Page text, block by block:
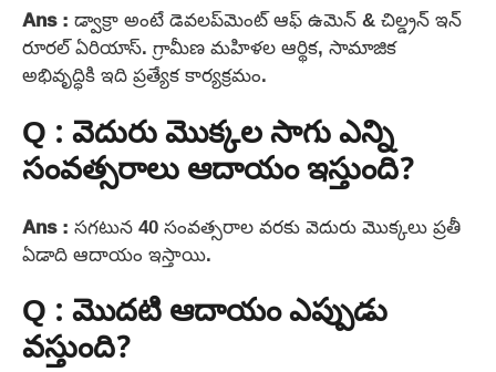
Ans :డ్వాక్రా అంటే డెవలప్‌మెంట్ ఆఫ్ ఉమెన్ & చిల్డ్రన్ ఇన్
రూరల్ ఏరియాస్. గ్రామీణ మహిళల ఆర్థిక, సామాజిక
అభివృద్ధికి ఇది ప్రత్యేక కార్యక్రమం.
Q : వెదురు మొక్కల సాగు ఎన్ని
సంవత్సరాలు ఆదాయం ఇస్తుంది?
Ans :సగటున 40 సంవత్సరాల వరకు వెదురు మొక్కలు ప్రతీ
ఏడాది ఆదాయం ఇస్తాయి.
Q : మొదటి ఆదాయం ఎప్పుడు
వస్తుంది?